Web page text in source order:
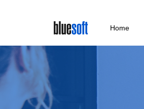
main
content
Home